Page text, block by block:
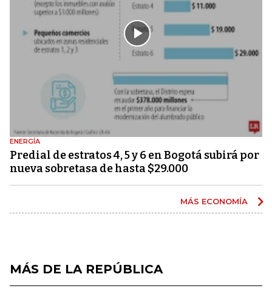
ENERGÍA
Predial de estratos 4, 5 y 6 en Bogotá subirá por
nueva sobretasa de hasta $29.000
MÁS ECONOMÍA
MÁS DE LA REPÚBLICA